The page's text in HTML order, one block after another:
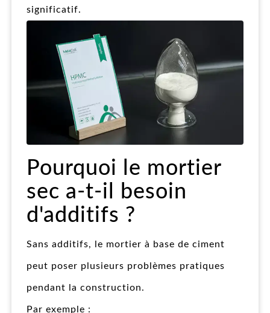
significatif.
Pourquoi le mortier
sec a-t-il besoin
d'additifs ?
Sans additifs, le mortier à base de ciment
peut poser plusieurs problèmes pratiques
pendant la construction.
Par exemple :